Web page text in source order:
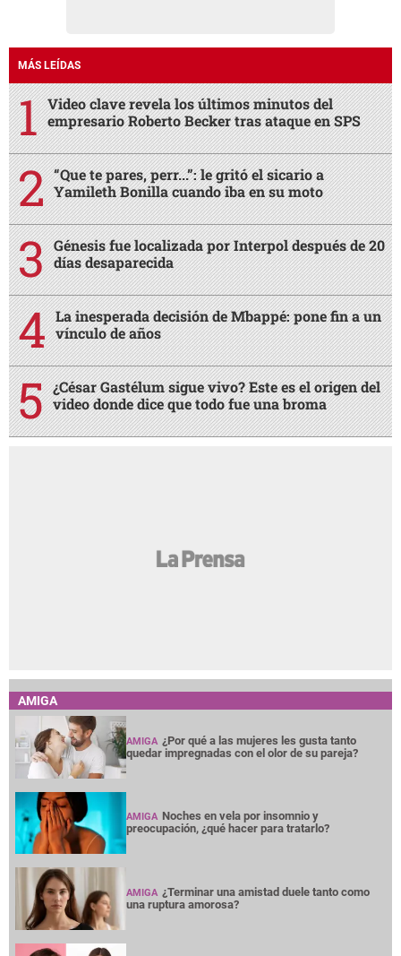
MÁS LEÍDAS
Video clave revela los últimos minutos del
empresario Roberto Becker tras ataque en SPS
“Que te pares, perr...”: le gritó el sicario a
Yamileth Bonilla cuando iba en su moto
Génesis fue localizada por Interpol después de 20
días desaparecida
La inesperada decisión de Mbappé: pone fin a un
vínculo de años
¿César Gastélum sigue vivo? Este es el origen del
video donde dice que todo fue una broma
AMIGA
AMIGA ¿Por qué a las mujeres les gusta tanto
quedar impregnadas con el olor de su pareja?
AMIGA Noches en vela por insomnio y
preocupación, ¿qué hacer para tratarlo?
AMIGA ¿Terminar una amistad duele tanto como
una ruptura amorosa?